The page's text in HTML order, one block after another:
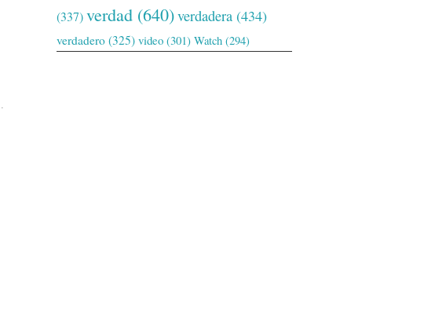
(337)verdad (640)verdadera (434)
verdadero (325) video (301) Watch (294)